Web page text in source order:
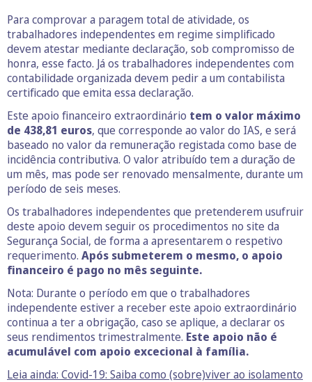
Para comprovar a paragem total de atividade, os
trabalhadores independentes em regime simplificado
devem atestar mediante declaração, sob compromisso de
honra, esse facto. Já os trabalhadores independentes com
contabilidade organizada devem pedir a um contabilista
certificado que emita essa declaração.
Este apoio financeiro extraordinário tem o valor máximo
de 438,81 euros, que corresponde ao valor do IAS, e será
baseado no valor da remuneração registada como base de
incidência contributiva. O valor atribuído tem a duração de
um mês, mas pode ser renovado mensalmente, durante um
período de seis meses.
Os trabalhadores independentes que pretenderem usufruir
deste apoio devem seguir os procedimentos no site da
Segurança Social, de forma a apresentarem o respetivo
requerimento. Após submeterem o mesmo, o apoio
financeiro é pago no mês seguinte.
Nota: Durante o período em que o trabalhadores
independente estiver a receber este apoio extraordinário
continua a ter a obrigação, caso se aplique, a declarar os
seus rendimentos trimestralmente. Este apoio não é
acumulável com apoio excecional à família.
Leia ainda: Covid-19: Saiba como (sobre)viver ao isolamento